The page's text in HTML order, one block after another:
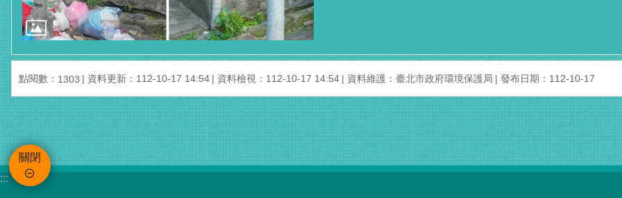
點閱數： 1303 資料更新：112-10-17 14:54 資料檢視：112-10-17 14:54 資料維護：臺北市政府環境保護局 發布日期：112-10-17
關閉
:::